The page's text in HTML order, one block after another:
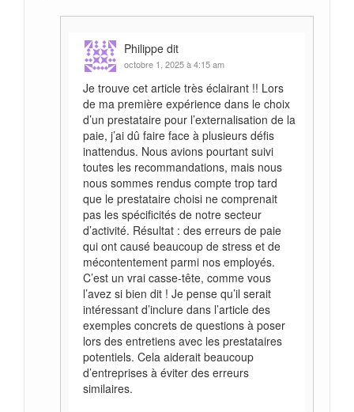
pièces Caractéristiques
Dimensions: 44.5*37*9cm
Acier renforcé au chrome
vanadium
Philippe dit
octobre 1, 2025 à 4:15 am
Je trouve cet article très éclairant !! Lors
de ma première expérience dans le choix
d’un prestataire pour l’externalisation de la
paie, j’ai dû faire face à plusieurs défis
inattendus. Nous avions pourtant suivi
toutes les recommandations, mais nous
nous sommes rendus compte trop tard
que le prestataire choisi ne comprenait
pas les spécificités de notre secteur
d’activité. Résultat : des erreurs de paie
qui ont causé beaucoup de stress et de
mécontentement parmi nos employés.
C’est un vrai casse-tête, comme vous
l’avez si bien dit ! Je pense qu’il serait
intéressant d’inclure dans l’article des
exemples concrets de questions à poser
lors des entretiens avec les prestataires
potentiels. Cela aiderait beaucoup
d’entreprises à éviter des erreurs
similaires.